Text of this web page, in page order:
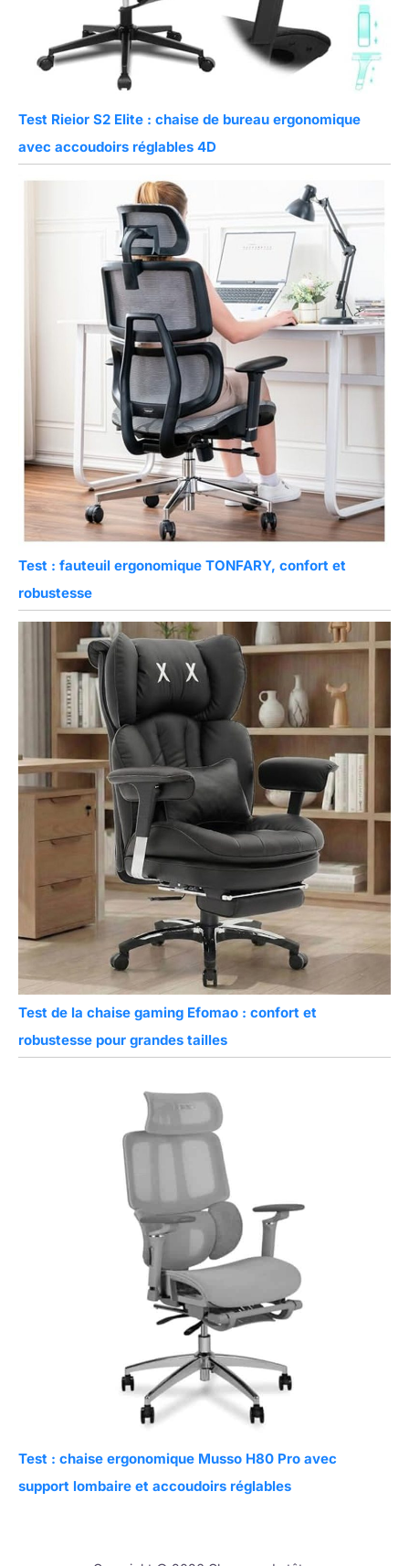
Test Rieior S2 Elite : chaise de bureau ergonomique
avec accoudoirs réglables 4D
Test : fauteuil ergonomique TONFARY, confort et
robustesse
Test de la chaise gaming Efomao : confort et
robustesse pour grandes tailles
Test : chaise ergonomique Musso H80 Pro avec
support lombaire et accoudoirs réglables